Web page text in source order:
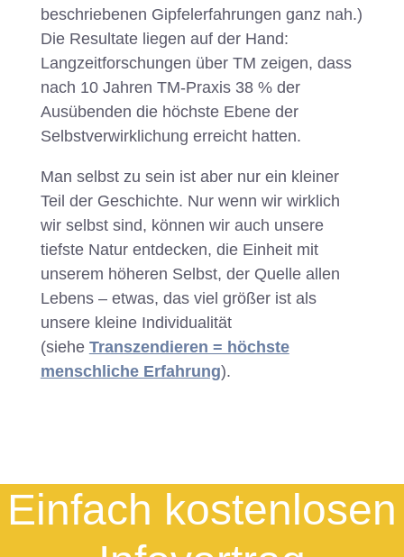
beschriebenen Gipfelerfahrungen ganz nah.)
Die Resultate liegen auf der Hand:
Langzeitforschungen über TM zeigen, dass
nach 10 Jahren TM-Praxis 38 % der
Ausübenden die höchste Ebene der
Selbstverwirklichung erreicht hatten.
Man selbst zu sein ist aber nur ein kleiner
Teil der Geschichte. Nur wenn wir wirklich
wir selbst sind, können wir auch unsere
tiefste Natur entdecken, die Einheit mit
unserem höheren Selbst, der Quelle allen
Lebens – etwas, das viel größer ist als
unsere kleine Individualität
(siehe Transzendieren = höchste
menschliche Erfahrung).
Einfach kostenlosen